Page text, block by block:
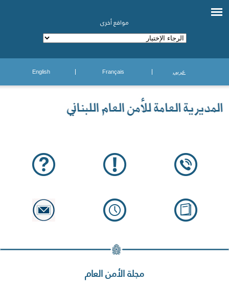
مواقع أخرى
عربي Français
English
مجلة الأمن العام